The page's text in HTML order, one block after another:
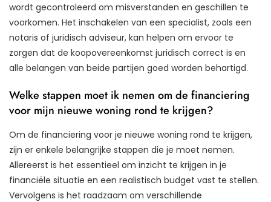
wordt gecontroleerd om misverstanden en geschillen te
voorkomen. Het inschakelen van een specialist, zoals een
notaris of juridisch adviseur, kan helpen om ervoor te
zorgen dat de koopovereenkomst juridisch correct is en
alle belangen van beide partijen goed worden behartigd.
Welke stappen moet ik nemen om de financiering
voor mijn nieuwe woning rond te krijgen?
Om de financiering voor je nieuwe woning rond te krijgen,
zijn er enkele belangrijke stappen die je moet nemen.
Allereerst is het essentieel om inzicht te krijgen in je
financiële situatie en een realistisch budget vast te stellen.
Vervolgens is het raadzaam om verschillende